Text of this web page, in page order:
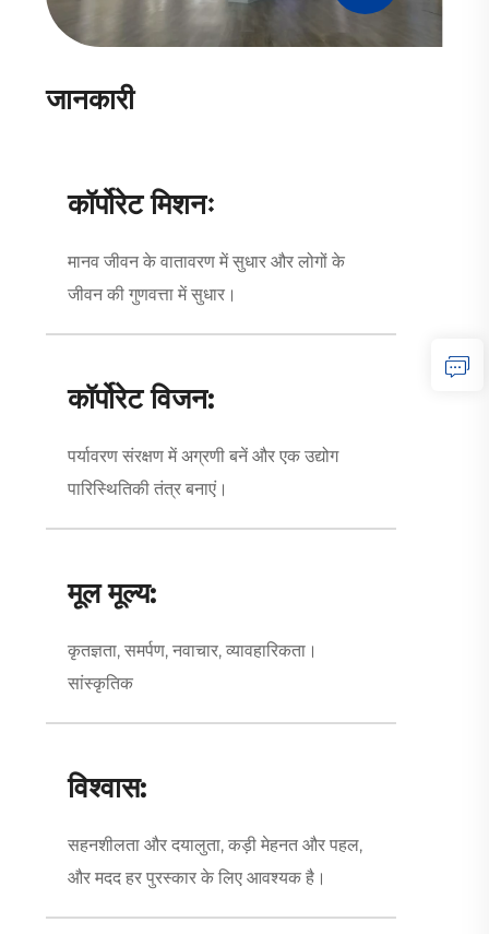
जानकारी
कॉर्पोरेट मिशनः
मानव जीवन के वातावरण में सुधार और लोगों के
जीवन की गुणवत्ता में सुधार।
कॉर्पोरेट विजन:
पर्यावरण संरक्षण में अग्रणी बनें और एक उद्योग
पारिस्थितिकी तंत्र बनाएं।
मूल मूल्य:
कृतज्ञता, समर्पण, नवाचार, व्यावहारिकता।
सांस्कृतिक
विश्वास:
सहनशीलता और दयालुता, कड़ी मेहनत और पहल,
और मदद हर पुरस्कार के लिए आवश्यक है।